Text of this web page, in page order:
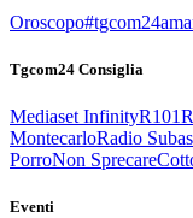
Oroscopo
Tgcom24 Consiglia
Mediaset InfinityR101
MontecarloRadio
PorroNon Sprecare
Eventi